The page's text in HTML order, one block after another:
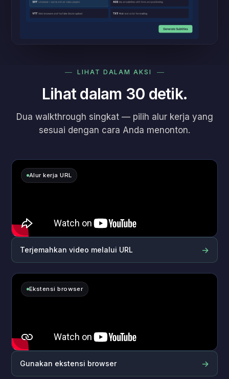
LIHAT DALAM AKSI
Lihat dalam 30 detik.
Dua walkthrough singkat — pilih alur kerja yang
sesuai dengan cara Anda menonton.
Alur kerja URL
Terjemahkan video melalui URL →
Ekstensi browser
Gunakan ekstensi browser →